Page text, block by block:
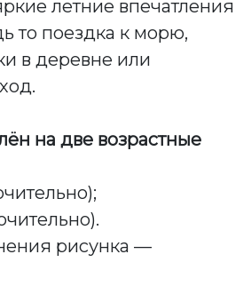
летние впечатления
то поездка к морю,
в деревне или
на две возрастные
рисунка —